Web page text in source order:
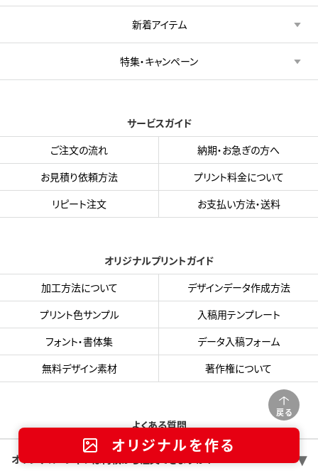
戻る
オリジナルを作る
新着アイテム
特集・キャンペーン
サービスガイド
ご注文の流れ
納期・お急ぎの方へ
お見積り依頼方法
プリント料金について
リピート注文
お支払い方法・送料
オリジナルプリントガイド
加工方法について
デザインデータ作成方法
プリント色サンプル
入稿用テンプレート
フォント・書体集
データ入稿フォーム
無料デザイン素材
著作権について
よくある質問
オリジナルTシャツは何枚から注文できますか？